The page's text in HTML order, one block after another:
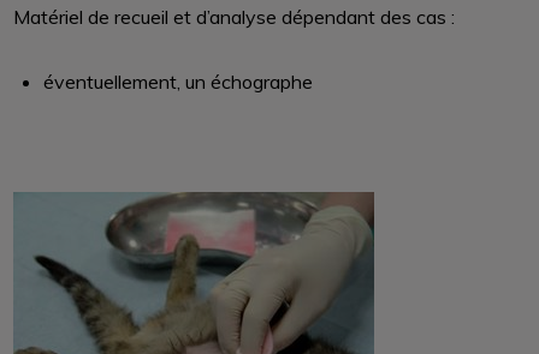
Matériel de recueil et d’analyse dépendant des cas :
éventuellement, un échographe